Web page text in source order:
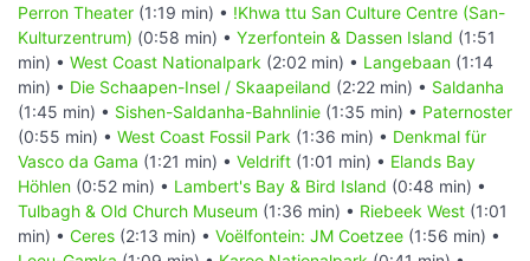
Perron Theater (1:19 min) • !Khwa ttu San Culture Centre (San-
Kulturzentrum) (0:58 min) • Yzerfontein & Dassen Island (1:51
min) • West Coast Nationalpark (2:02 min) • Langebaan (1:14
min) • Die Schaapen-Insel / Skaapeiland (2:22 min) • Saldanha
(1:45 min) • Sishen-Saldanha-Bahnlinie (1:35 min) • Paternoster
(0:55 min) • West Coast Fossil Park (1:36 min) • Denkmal für
Vasco da Gama (1:21 min) • Veldrift (1:01 min) • Elands Bay
Höhlen (0:52 min) • Lambert's Bay & Bird Island (0:48 min) •
Tulbagh & Old Church Museum (1:36 min) • Riebeek West (1:01
min) • Ceres (2:13 min) • Voëlfontein: JM Coetzee (1:56 min) •